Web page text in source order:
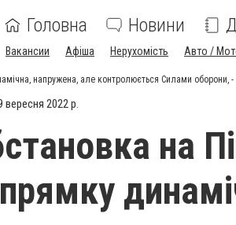
Головна Новини
Вакансии Афіша Нерухомість Авто /
напружена, але контролюється Силами оборони,
вересня 2022 р.
на